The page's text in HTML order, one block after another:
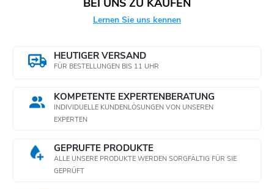
Lernen Sie uns kennen
HEUTIGER VERSAND
FÜR BESTELLUNGEN BIS 11 UHR
KOMPETENTE EXPERTENBERATUNG
INDIVIDUELLE KUNDENLÖSUNGEN VON UNSEREN
EXPERTEN
GEPRÜFTE PRODUKTE
ALLE UNSERE PRODUKTE WERDEN SORGFÄLTIG FÜR SIE
GEPRÜFT